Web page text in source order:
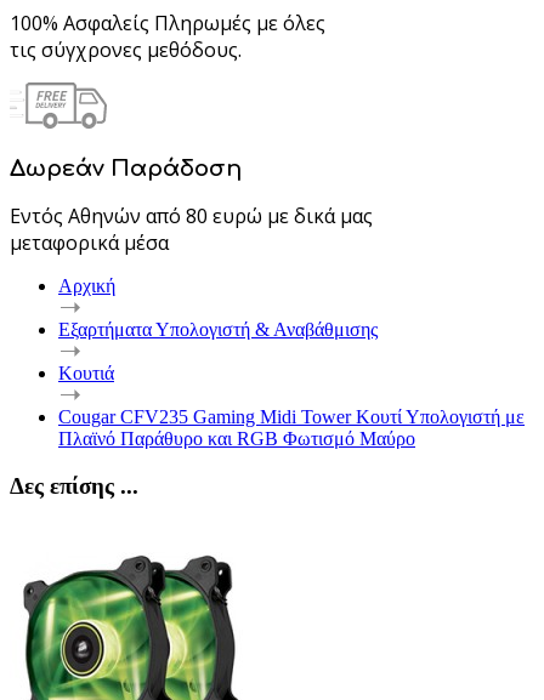
100% Ασφαλείς Πληρωμές με όλες
τις σύγχρονες μεθόδους.
Δωρεάν Παράδοση
Εντός Αθηνών από 80 ευρώ με δικά μας
μεταφορικά μέσα
Αρχική
Εξαρτήματα Υπολογιστή & Αναβάθμισης
Κουτιά
Cougar CFV235 Gaming Midi Tower Κουτί Υπολογιστή με
Πλαϊνό Παράθυρο και RGB Φωτισμό Μαύρο
Δες επίσης ...